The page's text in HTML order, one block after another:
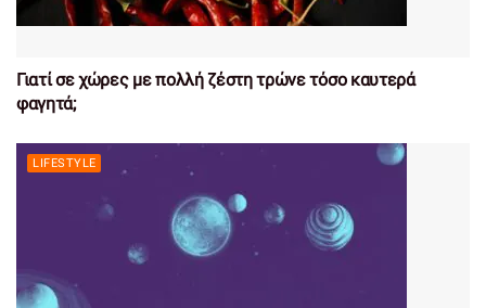
Γιατί σε χώρες με πολλή ζέστη τρώνε τόσο καυτερά
φαγητά;
LIFESTYLE